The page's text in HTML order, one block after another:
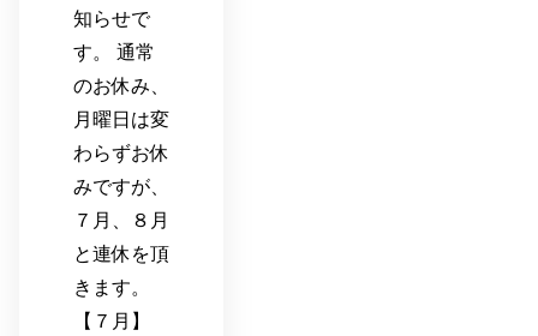
知らせで
す。 通常
のお休み、
月曜日は変
わらずお休
みですが、
７月、８月
と連休を頂
きます。
【７月】